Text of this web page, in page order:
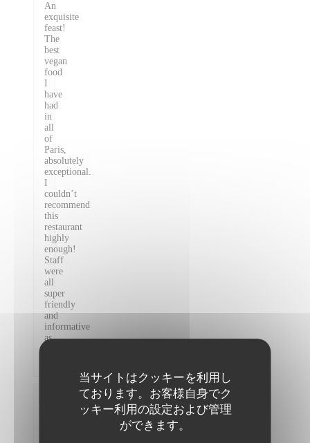
当サイトはクッキーを利用し
ております。お客様自身でク
ッキー利用の設定および管理
ができます。
An
exquisite
feast!
The
best
vegan
food
I
have
had
in
all
of
Paris,
absolutely
exceptional.
I
couldn’t
recommend
this
restaurant
highly
enough!
Staff
were
all
super
friendly
and
informative
as